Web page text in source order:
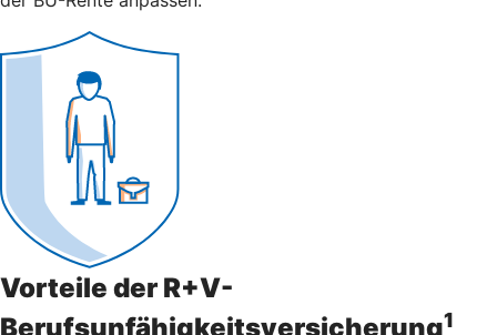
Vorteile der R+V-
Berufsunfähigkeitsversicherung1